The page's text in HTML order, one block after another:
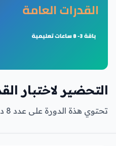
التحضير لاختبار
تحتوي هذة الدورة على عدد 8 دروس - ساعه لكل درس ....